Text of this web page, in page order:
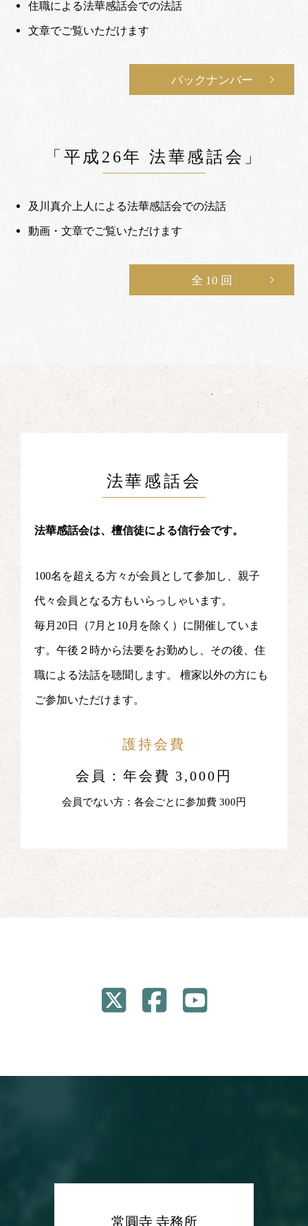
住職による法華感話会での法話
文章でご覧いただけます
バックナンバー
「平成26年 法華感話会」
及川真介上人による法華感話会での法話
動画・文章でご覧いただけます
全 10 回
法華感話会
法華感話会は、檀信徒による信行会です。
100名を超える方々が会員として参加し、親子
代々会員となる方もいらっしゃいます。
毎月20日（7月と10月を除く）に開催していま
す。午後２時から法要をお勤めし、その後、住
職による法話を聴聞します。 檀家以外の方にも
ご参加いただけます。
護持会費
会員：年会費 3,000円
会員でない方：各会ごとに参加費 300円
常圓寺 寺務所